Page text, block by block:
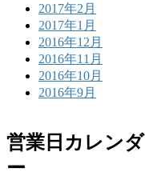
2017年2月
2017年1月
2016年12月
2016年11月
2016年10月
2016年9月
営業日カレンダ
ー